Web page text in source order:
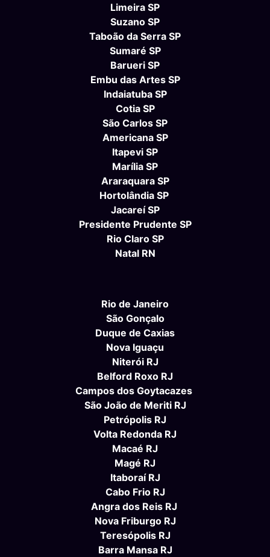
Limeira SP
Suzano SP
Taboão da Serra SP
Sumaré SP
Barueri SP
Embu das Artes SP
Indaiatuba SP
Cotia SP
São Carlos SP
Americana SP
Itapevi SP
Marília SP
Araraquara SP
Hortolândia SP
Jacareí SP
Presidente Prudente SP
Rio Claro SP
Natal RN
Rio de Janeiro
São Gonçalo
Duque de Caxias
Nova Iguaçu
Niterói RJ
Belford Roxo RJ
Campos dos Goytacazes
São João de Meriti RJ
Petrópolis RJ
Volta Redonda RJ
Macaé RJ
Magé RJ
Itaboraí RJ
Cabo Frio RJ
Angra dos Reis RJ
Nova Friburgo RJ
Teresópolis RJ
Barra Mansa RJ